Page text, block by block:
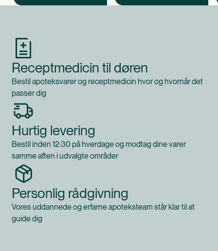
Receptmedicin til døren
Bestil apoteksvarer og receptmedicin hvor og hvornår det
passer dig
Hurtig levering
Bestil inden 12:30 på hverdage og modtag dine varer
samme aften i udvalgte områder
Personlig rådgivning
Vores uddannede og erfarne apoteksteam står klar til at
guide dig